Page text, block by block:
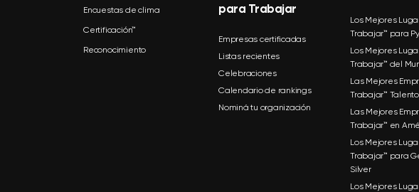
Encuestas de clima
Certificación™
Reconocimiento
para Trabajar
Empresas certificadas
Listas recientes
Celebraciones
Calendario de rankings
Nominá tu organización
Los Mejores
Trabajar™ para
Los Mejores
Trabajar™ del
Las Mejores
Trabajar™
Las Mejores
Trabajar™ en
Los Mejores
Trabajar™ para
Silver
Los Mejores